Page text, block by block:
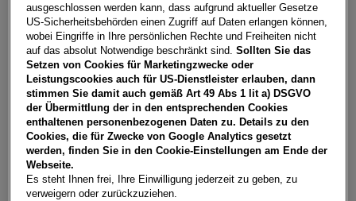
Online-Abschluss anfragen
**Freibleibendes Musterangebot für Mietleasing inkl. USt,
NoVA, zzgl. gesetzl. Vertragsgebühr EUR 149,06 und
Bearbeitungskosten EUR 0,00. Ihr Verkaufsberater freut
sich darauf, Ihnen ein individuelles Angebot erstellen zu
können.
Teilen PDF herunterladen
Weitere Infos & Daten
ausgeschlossen werden kann, dass aufgrund aktueller Gesetze
US-Sicherheitsbehörden einen Zugriff auf Daten erlangen können,
wobei Eingriffe in Ihre persönlichen Rechte und Freiheiten nicht
auf das absolut Notwendige beschränkt sind.Sollten Sie das
Setzen von Cookies für Marketingzwecke oder
Leistungscookies auch für US-Dienstleister erlauben, dann
stimmen Sie damit auch gemäß Art 49 Abs 1 lit a) DSGVO
der Übermittlung der in den entsprechenden Cookies
enthaltenen personenbezogenen Daten zu. Details zu den
Cookies, die für Zwecke von Google Analytics gesetzt
werden, finden Sie in den Cookie-Einstellungen am Ende der
Webseite.
Es steht Ihnen frei, Ihre Einwilligung jederzeit zu geben, zu
verweigern oder zurückzuziehen.